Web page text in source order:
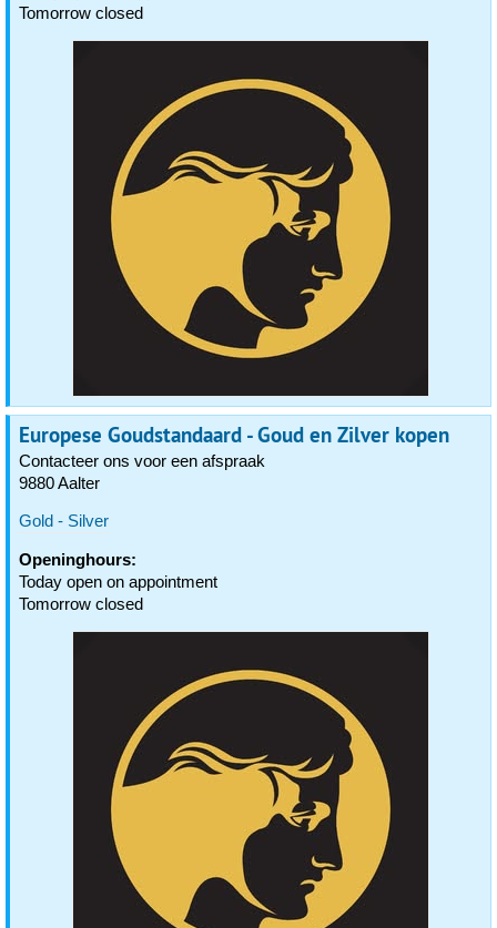
Tomorrow closed
Europese Goudstandaard - Goud en Zilver kopen
Contacteer ons voor een afspraak
9880 Aalter
Gold - Silver
Openinghours:
Today open on appointment
Tomorrow closed